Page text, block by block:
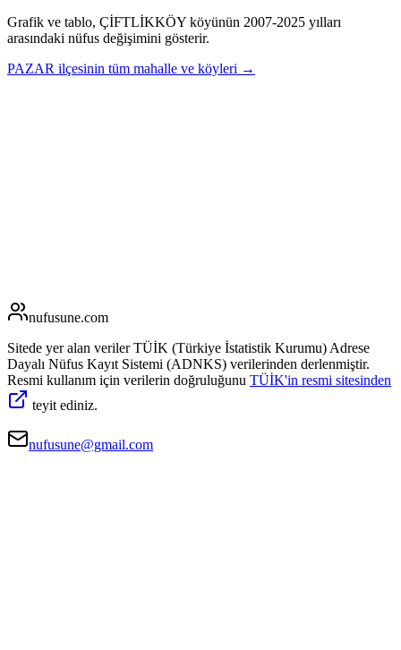
Grafik ve tablo, ÇİFTLİKKÖY köyünün 2007-2025 yılları
arasındaki nüfus değişimini gösterir.
PAZAR ilçesinin tüm mahalle ve köyleri →
nufusune.com
Sitede yer alan veriler TÜİK (Türkiye İstatistik Kurumu) Adrese
Dayalı Nüfus Kayıt Sistemi (ADNKS) verilerinden derlenmiştir.
Resmi kullanım için verilerin doğruluğunu TÜİK'in resmi sitesinden
teyit ediniz.
nufusune@gmail.com